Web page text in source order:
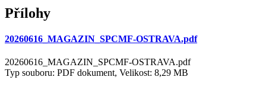
Přílohy
20260616_MAGAZIN_SPCMF-OSTRAVA.pdf
20260616_MAGAZIN_SPCMF-OSTRAVA.pdf
Typ souboru: PDF dokument, Velikost: 8,29 MB